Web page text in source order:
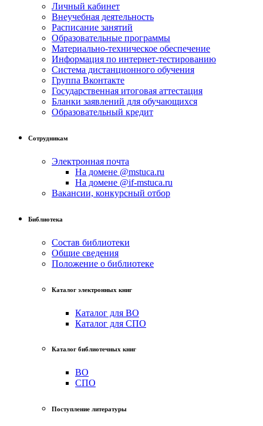
Личный кабинет
Внеучебная деятельность
Расписание занятий
Образовательные программы
Материально-техническое обеспечение
Информация по интернет-тестированию
Система дистанционного обучения
Группа Вконтакте
Государственная итоговая аттестация
Бланки заявлений для обучающихся
Образовательный кредит
Сотрудникам
Электронная почта
На домене @mstuca.ru
На домене @if-mstuca.ru
Вакансии, конкурсный отбор
Библиотека
Состав библиотеки
Общие сведения
Положение о библиотеке
Каталог электронных книг
Каталог для ВО
Каталог для СПО
Каталог библиотечных книг
ВО
СПО
Поступление литературы